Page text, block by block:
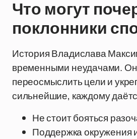
Что могут
поклонники
История Владислава
временными неудачами.
переосмыслить цели и
сильнейшие, каждому
Не стоит бояться
Поддержка окружения